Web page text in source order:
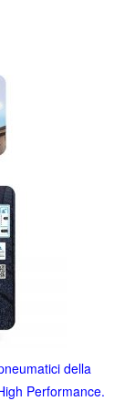
della
Performance.